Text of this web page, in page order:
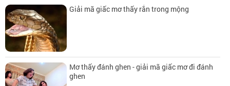
Giải mã giấc mơ thấy rắn trong mộng
Mơ thấy đánh ghen - giải mã giấc mơ đi đánh
ghen